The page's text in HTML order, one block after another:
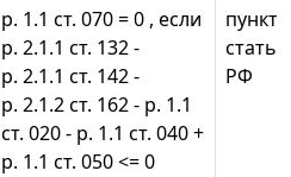
р. 1.1 ст. 070 = 0 , если
р. 2.1.1 ст. 132 -
р. 2.1.1 ст. 142 -
р. 2.1.2 ст. 162 - р. 1.1
ст. 020 - р. 1.1 ст. 040 +
р. 1.1 ст. 050 <= 0
РФ